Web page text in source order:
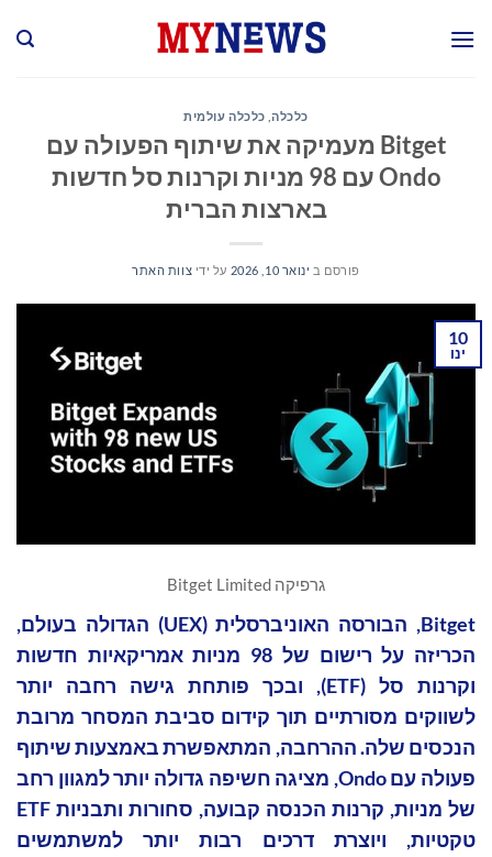
כלכלה, כלכלה עולמית
Bitget מעמיקה את שיתוף הפעולה עם
Ondo עם 98 מניות וקרנות סל חדשות
בארצות הברית
פורסם ב ינואר 10, 2026 על ידי צוות האתר
10
ינו
גרפיקה Bitget Limited
Bitget, הבורסה האוניברסלית (UEX) הגדולה בעולם,
הכריזה על רישום של 98 מניות אמריקאיות חדשות
וקרנות סל (ETF), ובכך פותחת גישה רחבה יותר
לשווקים מסורתיים תוך קידום סביבת המסחר מרובת
הנכסים שלה. ההרחבה, המתאפשרת באמצעות שיתוף
פעולה עם Ondo, מציגה חשיפה גדולה יותר למגוון רחב
של מניות, קרנות הכנסה קבועה, סחורות ותבניות ETF
טקטיות, ויוצרת דרכים רבות יותר למשתמשים